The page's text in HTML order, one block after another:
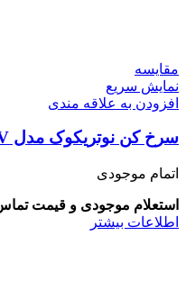
مقايسه
نمایش سریع
افزودن به علاقه مندی
سرخ کن نوتریکوک مدل AF357V
اتمام موجودی
استعلام موجودی و قیمت
اطلاعات بیشتر